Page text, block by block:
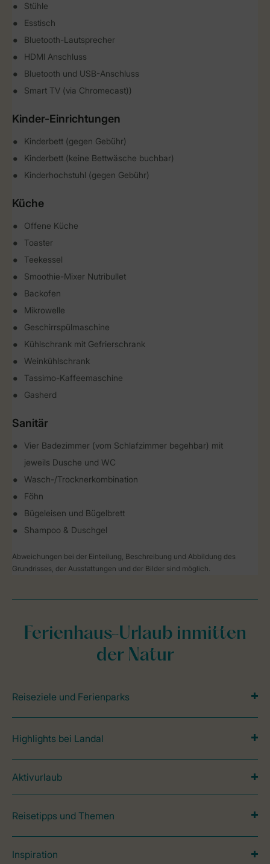
Stühle
Esstisch
Bluetooth-Lautsprecher
HDMI Anschluss
Bluetooth und USB-Anschluss
Smart TV (via Chromecast))
Kinder-Einrichtungen
Kinderbett (gegen Gebühr)
Kinderbett (keine Bettwäsche buchbar)
Kinderhochstuhl (gegen Gebühr)
Küche
Offene Küche
Toaster
Teekessel
Smoothie-Mixer Nutribullet
Backofen
Mikrowelle
Geschirrspülmaschine
Kühlschrank mit Gefrierschrank
Weinkühlschrank
Tassimo-Kaffeemaschine
Gasherd
Sanitär
Vier Badezimmer (vom Schlafzimmer begehbar) mit
jeweils Dusche und WC
Wasch-/Trocknerkombination
Föhn
Bügeleisen und Bügelbrett
Shampoo & Duschgel
Abweichungen bei der Einteilung, Beschreibung und Abbildung des
Grundrisses, der Ausstattungen und der Bilder sind möglich.
Ferienhaus-Urlaub inmitten
der Natur
Reiseziele und Ferienparks
Highlights bei Landal
Aktivurlaub
Reisetipps und Themen
Inspiration